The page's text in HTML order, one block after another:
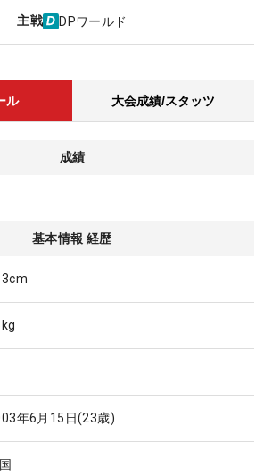
主戦 DPワールド
ル 大会成績/スタッツ
成績
基本情報 経歴
年6月15日(23歳)